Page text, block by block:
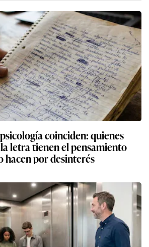
coinciden: quienes
letra tienen el pensamiento
hacen por desinterés